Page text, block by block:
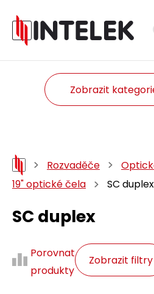
Zobrazit
Rozvaděče
19" optické čela
SC duplex
SC duplex
Porovnat
produkty
Zobrazit filtry